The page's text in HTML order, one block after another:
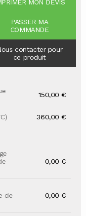
MON DEVIS
PASSER MA
COMMANDE
contacter pour
ce produit
150,00 €
360,00 €
0,00 €
de
0,00 €